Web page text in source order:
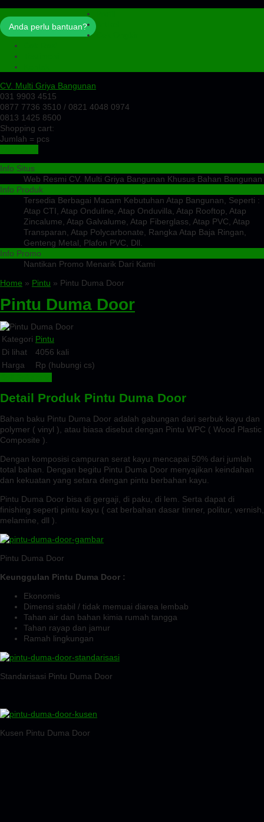
Anda perlu bantuan?
CV. Multi Griya Bangunan
031 9903 4515
0877 7736 3510 / 0821 4048 0974
0813 1425 8500
Shopping cart:
Jumlah = pcs
Info Situs
Web Resmi CV. Multi Griya Bangunan Khusus Bahan Bangunan
Info Produk
Tersedia Berbagai Macam Kebutuhan Atap Bangunan, Seperti :
Atap CTI, Atap Onduline, Atap Onduvilla, Atap Rooftop, Atap
Zincalume, Atap Galvalume, Atap Fiberglass, Atap PVC, Atap
Transparan, Atap Polycarbonate, Rangka Atap Baja Ringan,
Genteng Metal, Plafon PVC, Dll.
Info Promo
Nantikan Promo Menarik Dari Kami
Home » Pintu » Pintu Duma Door
Pintu Duma Door
Kategori Pintu
Di lihat
4056 kali
Harga
Rp (hubungi cs)
Detail Produk Pintu Duma Door
Bahan baku Pintu Duma Door adalah gabungan dari serbuk kayu dan
polymer ( vinyl ), atau biasa disebut dengan Pintu WPC ( Wood Plastic
Composite ).
Dengan komposisi campuran serat kayu mencapai 50% dari jumlah
total bahan. Dengan begitu Pintu Duma Door menyajikan keindahan
dan kekuatan yang setara dengan pintu berbahan kayu.
Pintu Duma Door bisa di gergaji, di paku, di lem. Serta dapat di
finishing seperti pintu kayu ( cat berbahan dasar tinner, politur, vernish,
melamine, dll ).
Pintu Duma Door
Keunggulan Pintu Duma Door :
Ekonomis
Dimensi stabil / tidak memuai diarea lembab
Tahan air dan bahan kimia rumah tangga
Tahan rayap dan jamur
Ramah lingkungan
Standarisasi Pintu Duma Door
Kusen Pintu Duma Door